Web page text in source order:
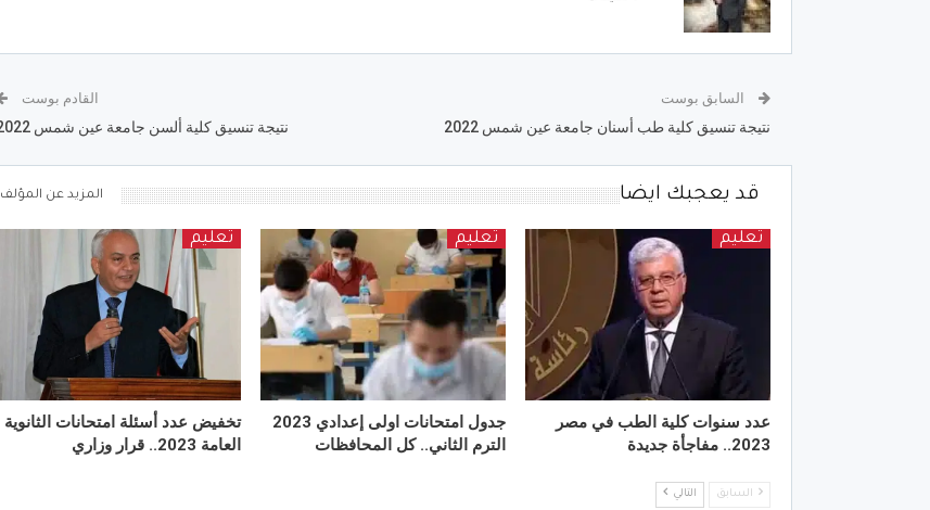
السابق بوست
نتيجة تنسيق كلية طب أسنان جامعة عين شمس 2022
القادم بوست
نتيجة تنسيق كلية ألسن جامعة عين شمس 2022
قد يعجبك ايضا المزيد عن المؤلف
تعليم
عدد سنوات كلية الطب في مصر
2023.. مفاجأة جديدة
تعليم
جدول امتحانات اولى إعدادي 2023
الترم الثاني.. كل المحافظات
تعليم
تخفيض عدد أسئلة امتحانات الثانوية
العامة 2023.. قرار وزاري
السابق التالي